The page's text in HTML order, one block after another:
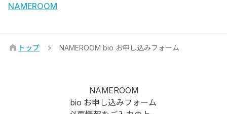
NAMEROOM
トップ NAMEROOM bio お申し込みフォーム
NAMEROOM
bio お申し込みフォーム